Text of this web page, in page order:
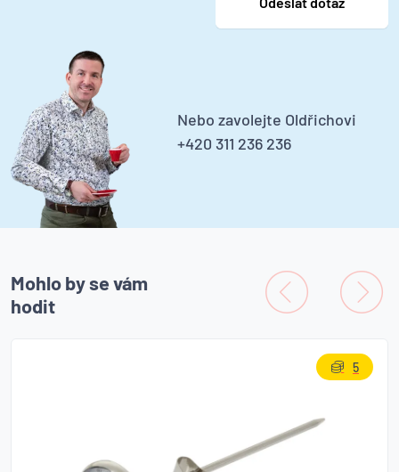
Nebo zavolejte Oldřichovi
+420 311 236 236
Mohlo by se vám
hodit
5